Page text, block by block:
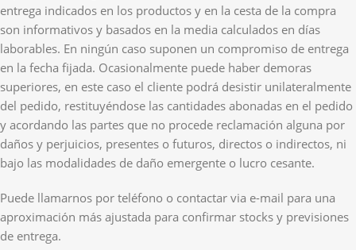
entrega indicados en los productos y en la cesta de la compra
son informativos y basados en la media calculados en días
laborables. En ningún caso suponen un compromiso de entrega
en la fecha fijada. Ocasionalmente puede haber demoras
superiores, en este caso el cliente podrá desistir unilateralmente
del pedido, restituyéndose las cantidades abonadas en el pedido
y acordando las partes que no procede reclamación alguna por
daños y perjuicios, presentes o futuros, directos o indirectos, ni
bajo las modalidades de daño emergente o lucro cesante.
Puede llamarnos por teléfono o contactar via e-mail para una
aproximación más ajustada para confirmar stocks y previsiones
de entrega.